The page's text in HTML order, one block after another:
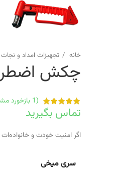
خانه تجهیزات امداد و نجات
چکش
(
1 بازخورد
تماس بگیرید
اگر امنیت خودت و
سری میخی